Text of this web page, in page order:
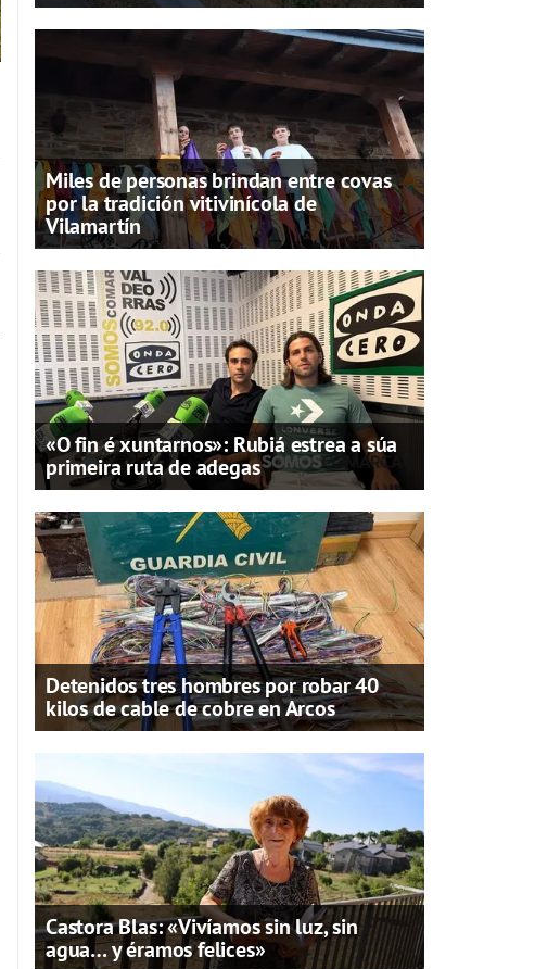
Miles de personas brindan entre covas
por la tradición vitivinícola de
Vilamartín
«O fin é xuntarnos»: Rubiá estrea a súa
primeira ruta de adegas
Detenidos tres hombres por robar 40
kilos de cable de cobre en Arcos
Castora Blas: «Vivíamos sin luz, sin
agua… y éramos felices»